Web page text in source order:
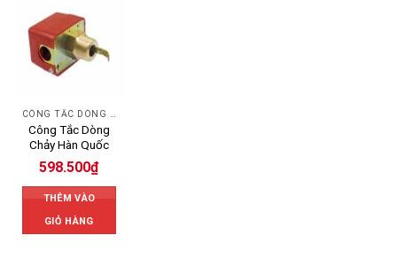
Công Tắc Dòng
Chảy Hàn Quốc
598.500₫
THÊM VÀO
GIỎ HÀNG